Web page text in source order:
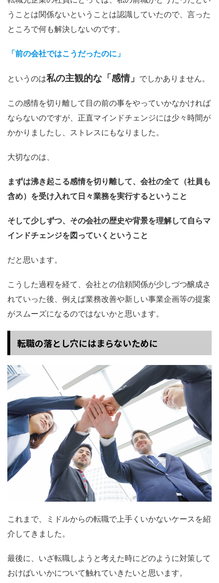
うことは関係ないということは認識していたので、言った
ところで何も解決しないのです。
「前の会社ではこうだったのに」
というのは私の主観的な「感情」 でしかありません。
この感情を切り離して目の前の事をやっていかなかければ
ならないのですが、正直マインドチェンジには少々時間が
かかりましたし、ストレスにもなりました。
大切なのは、
まずは沸き起こる感情を切り離して、会社の全て（社員も
含め）を受け入れて日々業務を実行するということ
そして少しずつ、その会社の歴史や背景を理解して自らマ
インドチェンジを図っていくということ
だと思います。
こうした過程を経て、会社との信頼関係が少しづつ醸成さ
れていった後、例えば業務改善や新しい事業企画等の提案
がスムーズになるのではないかと思います。
転職の落とし穴にはまらないために
これまで、ミドルからの転職で上手くいかないケースを紹
介してきました。
最後に、いざ転職しようと考えた時にどのように対策して
おけばいいかについて触れていきたいと思います。